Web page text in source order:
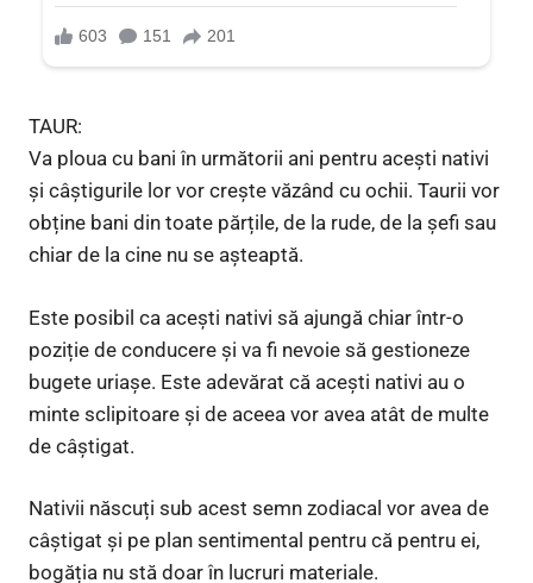
TAUR:
Va ploua cu bani în următorii ani pentru acești nativi
și câștigurile lor vor crește văzând cu ochii. Taurii vor
obține bani din toate părțile, de la rude, de la șefi sau
chiar de la cine nu se așteaptă.
Este posibil ca acești nativi să ajungă chiar într-o
poziție de conducere și va fi nevoie să gestioneze
bugete uriașe. Este adevărat că acești nativi au o
minte sclipitoare și de aceea vor avea atât de multe
de câștigat.
Nativii născuți sub acest semn zodiacal vor avea de
câștigat și pe plan sentimental pentru că pentru ei,
bogăția nu stă doar în lucruri materiale.